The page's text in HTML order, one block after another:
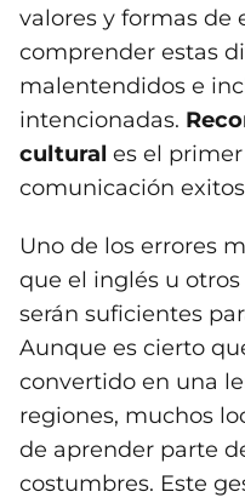
valores y formas de
comprender estas
malentendidos e
intencionadas.
cultural es el
comunicación
Uno de los errores
que el inglés u
serán suficientes
Aunque es cierto
convertido en una
regiones, muchos
de aprender parte
costumbres. Este